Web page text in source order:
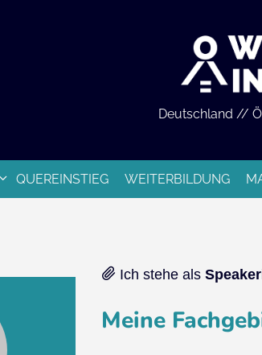
Deutschland //
QUEREINSTIEG WEITERBILDUNG
Ich stehe als
Meine